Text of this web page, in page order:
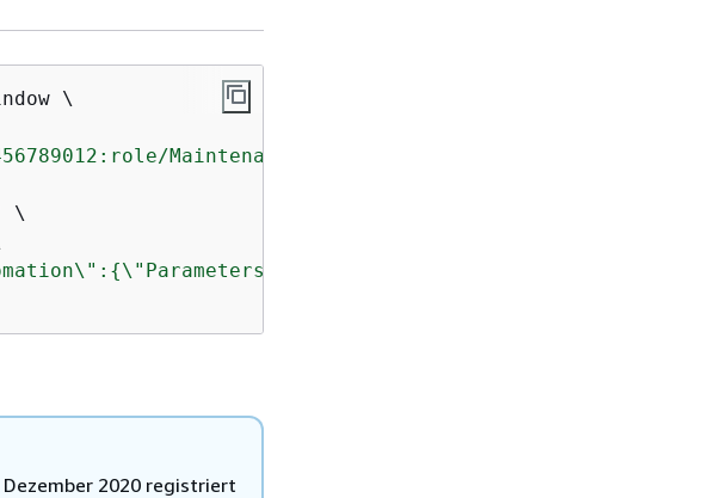
\
MaintenanceWindowAndAutomationRole"
\
{\"Parameters\":
2020 registriert